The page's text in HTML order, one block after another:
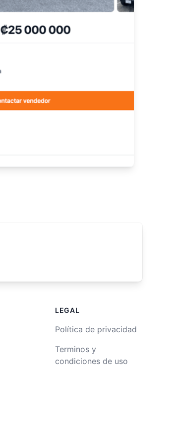
LEGAL
Política de privacidad
Terminos y
condiciones de uso